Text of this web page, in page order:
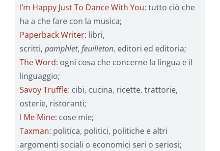
I’m Happy Just To Dance With You: tutto ciò che
ha a che fare con la musica;
Paperback Writer: libri,
scritti, pamphlet, feuilleton, editori ed editoria;
The Word: ogni cosa che concerne la lingua e il
linguaggio;
Savoy Truffle: cibi, cucina, ricette, trattorie,
osterie, ristoranti;
I Me Mine: cose mie;
Taxman: politica, politici, politiche e altri
argomenti sociali o economici seri o seriosi;